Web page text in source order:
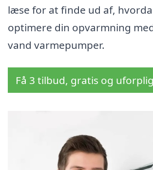
læse for at finde ud af,
optimere din opvarmning
vand varmepumper.
Få 3 tilbud, gratis og